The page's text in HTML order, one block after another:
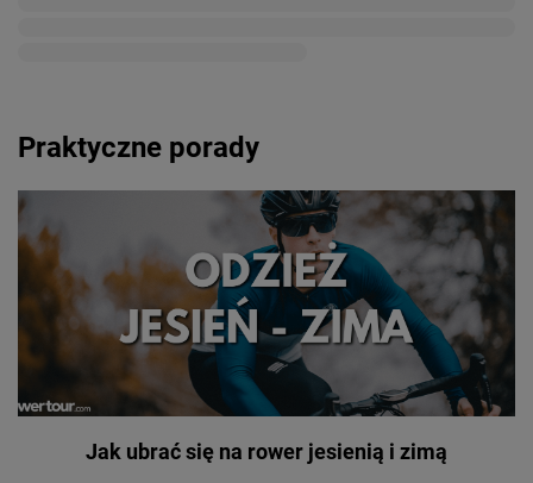
Praktyczne porady
Jak ubrać się na rower jesienią i zimą